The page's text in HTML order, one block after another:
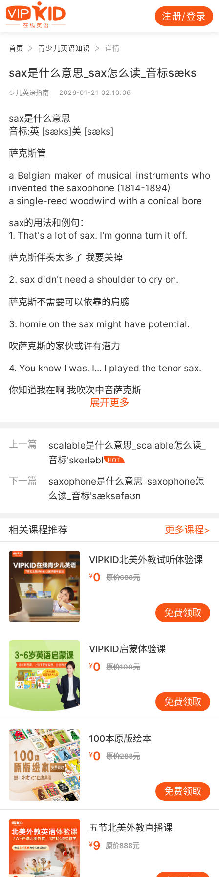
注册/登录
首页 青少儿英语知识 详情
sax是什么意思_sax怎么读_音标sæks
少儿英语指南 2026-01-21 02:10:06
sax是什么意思
音标:英 [sæks]美 [sæks]
萨克斯管
a Belgian maker of musical instruments who
invented the saxophone (1814-1894)
a single-reed woodwind with a conical bore
sax的用法和例句：
1. That's a lot of sax. I'm gonna turn it off.
萨克斯伴奏太多了 我要关掉
2. sax didn't need a shoulder to cry on.
萨克斯不需要可以依靠的肩膀
3. homie on the sax might have potential.
吹萨克斯的家伙或许有潜力
4. You know I was. I... I played the tenor sax.
你知道我在啊 我吹次中音萨克斯
6. Gabi, I have to get out of here before the
加比 我必须要在萨克斯独奏前出去
waiting for it all through the record.
我想让他们喜欢萨克斯 所以我们的唱片一直在等
着这部分
8. sax lesson tomorrow. I don't know what
time it is.
萨克斯课 我不知道是几点
9. Of course the big man plays the sax.
当然了 大块头吹萨克斯风
10. Trust me, if there's anything I know how to
find, it's cheap sax.
放心我 这世上我最会找的东西 就是便宜萨克斯风
[ ]
展开更多
上一篇
scalable是什么意思_scalable怎么读_
音标'skeɪləbl
HOT
下一篇
saxophone是什么意思_saxophone怎
么读_音标'sæksəfəʊn
相关课程推荐 更多课程>
VIPKID北美外教试听体验课
¥0 原价688元
免费领取
VIPKID启蒙体验课
¥0 原价100元
免费领取
100本原版绘本
¥0 原价288元
免费领取
五节北美外教直播课
¥9 原价888元